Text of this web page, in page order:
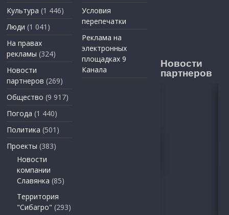
Культура (1 446)
Люди (1 041)
На правах
рекламы (324)
Новости
партнеров (269)
Общество (9 917)
Погода (1 440)
Политика (501)
Проекты (383)
Новости
компании
Славянка (85)
Территория
"Сибагро" (293)
Условия
перепечатки
Реклама на
электронных
площадках 9
Канала
Новости
партнеров